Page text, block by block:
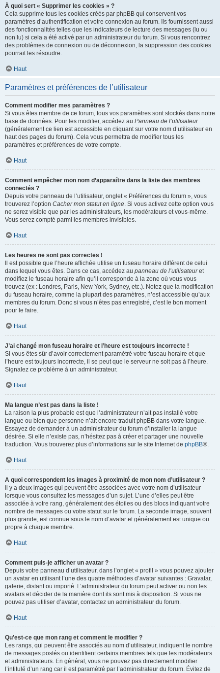
À quoi sert « Supprimer les cookies » ?
Cela supprime tous les cookies créés par phpBB qui conservent vos
paramètres d’authentification et votre connexion au forum. Ils fournissent aussi
des fonctionnalités telles que les indicateurs de lecture des messages (lu ou
non lu) si cela a été activé par un administrateur du forum. Si vous rencontrez
des problèmes de connexion ou de déconnexion, la suppression des cookies
pourrait les résoudre.
Haut
Paramètres et préférences de l’utilisateur
Comment modifier mes paramètres ?
Si vous êtes membre de ce forum, tous vos paramètres sont stockés dans notre
base de données. Pour les modifier, accédez au Panneau de l’utilisateur
(généralement ce lien est accessible en cliquant sur votre nom d’utilisateur en
haut des pages du forum). Cela vous permettra de modifier tous les
paramètres et préférences de votre compte.
Haut
Comment empêcher mon nom d’apparaître dans la liste des membres
connectés ?
Depuis votre panneau de l’utilisateur, onglet « Préférences du forum », vous
trouverez l’option Cacher mon statut en ligne. Si vous activez cette option vous
ne serez visible que par les administrateurs, les modérateurs et vous-même.
Vous serez compté parmi les membres invisibles.
Haut
Les heures ne sont pas correctes !
Il est possible que l’heure affichée utilise un fuseau horaire différent de celui
dans lequel vous êtes. Dans ce cas, accédez au panneau de l’utilisateuret
modifiez le fuseau horaire afin qu’il corresponde à la zone où vous vous
trouvez (ex : Londres, Paris, New York, Sydney, etc.). Notez que la modification
du fuseau horaire, comme la plupart des paramètres, n’est accessible qu’aux
membres du forum. Donc si vous n’êtes pas enregistré, c’est le bon moment
pour le faire.
Haut
J’ai changé mon fuseau horaire et l’heure est toujours incorrecte !
Si vous êtes sûr d’avoir correctement paramétré votre fuseau horaire et que
l’heure est toujours incorrecte, il se peut que le serveur ne soit pas à l’heure.
Signalez ce problème à un administrateur.
Haut
Ma langue n’est pas dans la liste !
La raison la plus probable est que l’administrateur n’ait pas installé votre
langue ou bien que personne n’ait encore traduit phpBB dans votre langue.
Essayez de demander à un administrateur du forum d’installer la langue
désirée. Si elle n’existe pas, n’hésitez pas à créer et partager une nouvelle
traduction. Vous trouverez plus d’informations sur le site Internet de phpBB®.
Haut
A quoi correspondent les images à proximité de mon nom d’utilisateur ?
Il y a deux images qui peuvent être associées avec votre nom d’utilisateur
lorsque vous consultez les messages d’un sujet. L’une d’elles peut être
associée à votre rang, généralement des étoiles ou des blocs indiquant votre
nombre de messages ou votre statut sur le forum. La seconde image, souvent
plus grande, est connue sous le nom d’avatar et généralement est unique ou
propre à chaque membre.
Haut
Comment puis-je afficher un avatar ?
Depuis votre panneau d’utilisateur, dans l’onglet « profil » vous pouvez ajouter
un avatar en utilisant l’une des quatre méthodes d’avatar suivantes : Gravatar,
galerie, distant ou importé. L’administrateur du forum peut activer ou non les
avatars et décider de la manière dont ils sont mis à disposition. Si vous ne
pouvez pas utiliser d’avatar, contactez un administrateur du forum.
Haut
Qu’est-ce que mon rang et comment le modifier ?
Les rangs, qui peuvent être associés au nom d’utilisateur, indiquent le nombre
de messages postés ou identifient certains membres tels que les modérateurs
et administrateurs. En général, vous ne pouvez pas directement modifier
l’intitulé d’un rang car il est paramétré par l’administrateur du forum. Évitez de